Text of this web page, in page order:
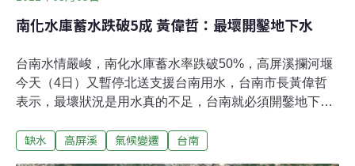
南化水庫蓄水跌破5成 黃偉哲：最壞開鑿地下水
台南水情嚴峻，南化水庫蓄水率跌破50%，高屏溪攔河堰
今天（4日）又暫停北送支援台南用水，台南市長黃偉哲
表示，最壞狀況是用水真的不足，台南就必須開鑿地下
攔河堰暫停供水台南的決定，台南和高雄是一個生活圈，
缺水 高屏溪 氣候變遷 台南